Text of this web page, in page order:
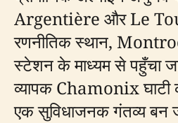
Argentière और Le
रणनीतिक स्थान,
स्टेशन के माध्यम से पहुँचा
व्यापक Chamonix
एक सुविधाजनक गंतव्य बन